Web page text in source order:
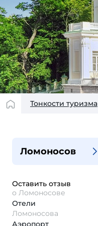
Тонкости туризма
Ломоносов
Оставить отзыв
о Ломоносове
Отели
Ломоносова
Аэропорт